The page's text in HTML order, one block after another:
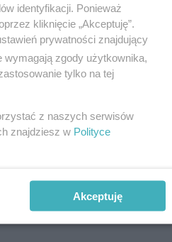
dodano 9-3-2021
To dane
dodano 7-1-2021
identyfikacji. Ponieważ
kliknięcie „Akceptuję”.
prywatności znajdujący
wymagają zgody użytkownika,
tylko na tej
z naszych serwisów
znajdziesz w Polityce
Akceptuję